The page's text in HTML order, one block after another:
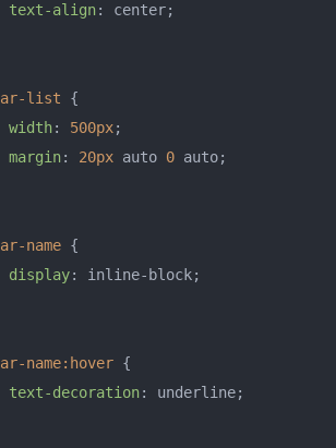
text-align: center;
list {
width: 500px;
margin: 20px auto 0 auto;
name {
display: inline-block;
name:hover {
text-decoration: underline;